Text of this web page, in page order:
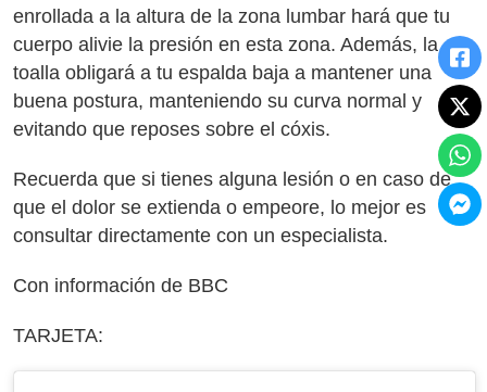
enrollada a la altura de la zona lumbar hará que tu
cuerpo alivie la presión en esta zona. Además, la
toalla obligará a tu espalda baja a mantener una
buena postura, manteniendo su curva normal y
evitando que reposes sobre el cóxis.
Recuerda que si tienes alguna lesión o en caso de
que el dolor se extienda o empeore, lo mejor es
consultar directamente con un especialista.
Con información de BBC
TARJETA: